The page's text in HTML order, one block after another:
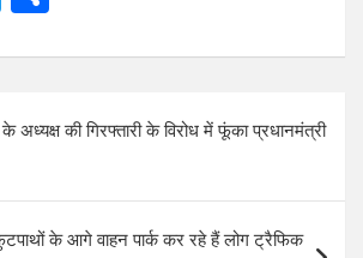
tt
er
ar
की गिरफ्तारी के विरोध में फूंका प्रधानमंत्री
के आगे वाहन पार्क कर रहे हैं लोग ट्रैफिक